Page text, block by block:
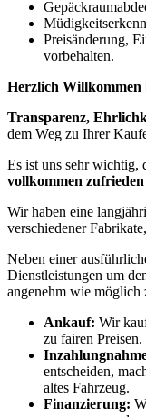
Preisänderung,
vorbehalten.
Herzlich Willkommen
Transparenz,
dem Weg zu Ihrer
Es ist uns sehr wichtig,
vollkommen zufrieden
Wir haben eine
verschiedener
Neben einer
Dienstleistungen um
angenehm wie möglich
Ankauf: Wir
zu fairen Preisen.
entscheiden,
altes Fahrzeug.
Finanzierung: